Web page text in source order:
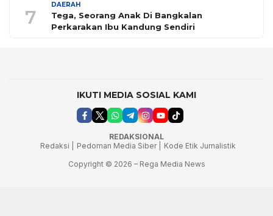
7
DAERAH
Tega, Seorang Anak Di Bangkalan
Perkarakan Ibu Kandung Sendiri
IKUTI MEDIA SOSIAL KAMI
REDAKSIONAL
Redaksi |
Pedoman Media Siber |
Kode Etik Jurnalistik
Copyright © 2026 – Rega Media News